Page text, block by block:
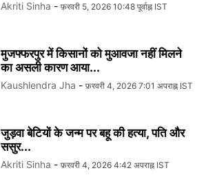
Akriti Sinha - फ़रवरी 5, 2026 10:48 पूर्वाह्न IST
मुजफ्फरपुर में किसानों को मुआवजा नहीं मिलने
का असली कारण आया...
Kaushlendra Jha - फ़रवरी 4, 2026 7:01 अपराह्न IST
जुड़वा बेटियों के जन्म पर बहू की हत्या, पति और
ससुर...
Akriti Sinha - फ़रवरी 4, 2026 4:42 अपराह्न IST